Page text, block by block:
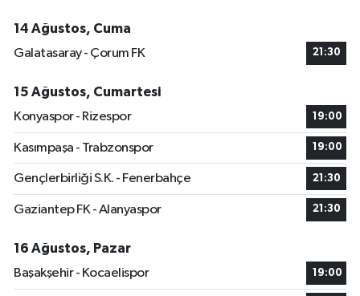
14 Ağustos, Cuma
Galatasaray - Çorum FK
21:30
15 Ağustos, Cumartesi
Konyaspor - Rizespor
19:00
Kasımpaşa - Trabzonspor 19:00
Gençlerbirliği S.K. - Fenerbahçe 21:30
Gaziantep FK - Alanyaspor 21:30
16 Ağustos, Pazar
Başakşehir - Kocaelispor
19:00